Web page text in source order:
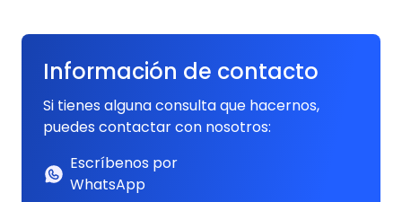
Información de contacto
Si tienes alguna consulta que hacernos,
puedes contactar con nosotros:
Escríbenos por
WhatsApp